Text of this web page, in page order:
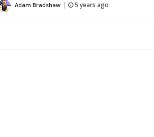
Adam Bradshaw 5 years ago